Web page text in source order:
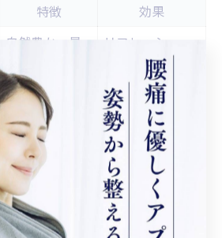
特徴
効果
自然豊か・景
リフレッシュ・
血行促進
川沿い・フラ
ットな道
家族向け・継続
しやすい
距離や難易度
を選べる
ストレス解消・
姿勢改善
まれ、肩こり防止のための散歩コ
ウォーキングは全身の血行促進